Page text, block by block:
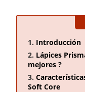
Introducción
Lápices
mejores ?
Soft Core